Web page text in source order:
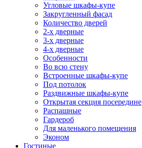
Угловые шкафы-купе
Закругленный фасад
Количество дверей
2-х дверные
3-х дверные
4-х дверные
Особенности
Во всю стену
Встроенные шкафы-купе
Под потолок
Раздвижные шкафы-купе
Открытая секция посередине
Распашные
Гардероб
Для маленького помещения
Эконом
Гостиные